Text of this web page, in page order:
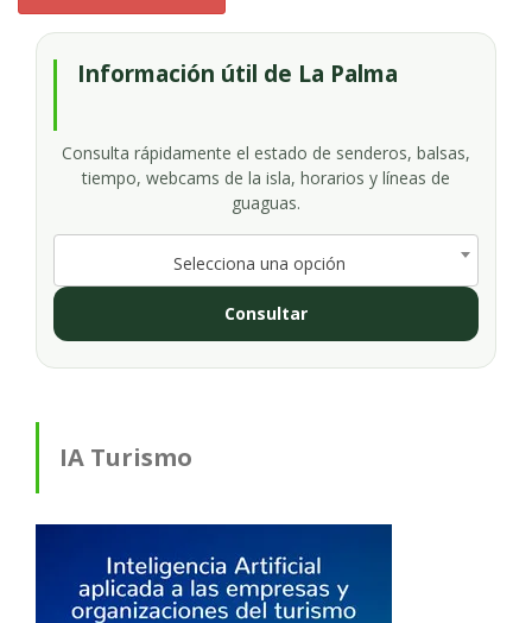
Información útil de La Palma
Consulta rápidamente el estado de senderos, balsas,
tiempo, webcams de la isla, horarios y líneas de
guaguas.
Selecciona una opción
Consultar
IA Turismo